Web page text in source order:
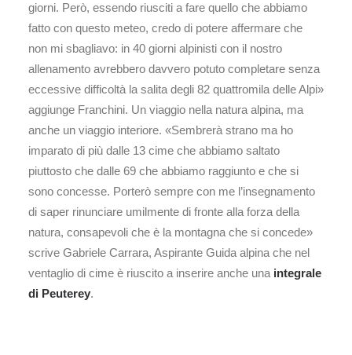
giorni. Però, essendo riusciti a fare quello che abbiamo
fatto con questo meteo, credo di potere affermare che
non mi sbagliavo: in 40 giorni alpinisti con il nostro
allenamento avrebbero davvero potuto completare senza
eccessive difficoltà la salita degli 82 quattromila delle Alpi»
aggiunge Franchini. Un viaggio nella natura alpina, ma
anche un viaggio interiore. «Sembrerà strano ma ho
imparato di più dalle 13 cime che abbiamo saltato
piuttosto che dalle 69 che abbiamo raggiunto e che si
sono concesse. Porterò sempre con me l’insegnamento
di saper rinunciare umilmente di fronte alla forza della
natura, consapevoli che è la montagna che si concede»
scrive Gabriele Carrara, Aspirante Guida alpina che nel
ventaglio di cime è riuscito a inserire anche una integrale
di Peuterey.